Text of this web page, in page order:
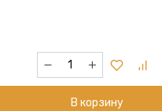
Количество
товара
В корзину